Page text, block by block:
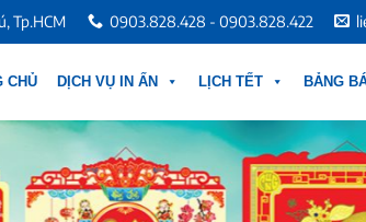
Tp.HCM 0903.828.428 - 0903.828.422
CHỦ DỊCH VỤ IN ẤN LỊCH TẾT BẢNG